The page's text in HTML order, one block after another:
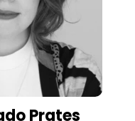
Prates